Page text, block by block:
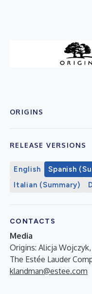
ORIGINS
RELEASE VERSIONS
English Spanish
Italian (Summary)
CONTACTS
Media
Origins: Alicja Wojczyk,
The Estée Lauder
klandman@estee.com